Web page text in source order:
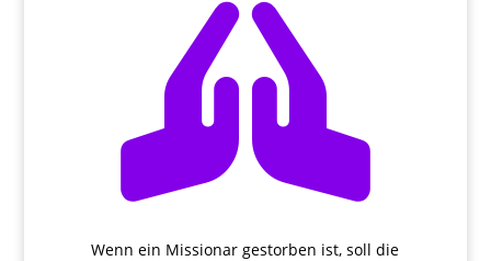

Wenn ein Missionar gestorben ist, soll die